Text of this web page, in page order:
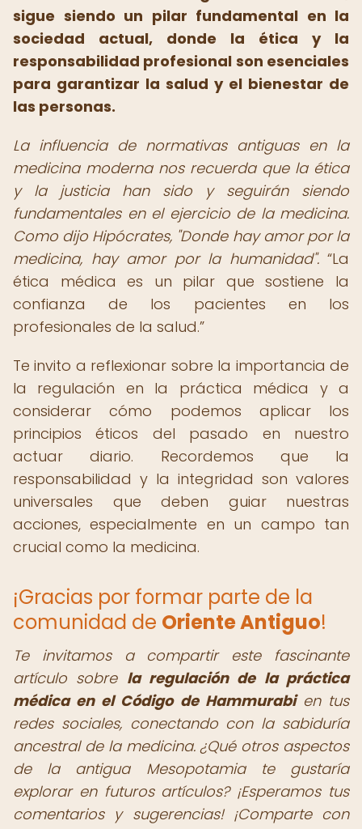
sigue siendo un pilar fundamental en la
sociedad actual, donde la ética y la
responsabilidad profesional son esenciales
para garantizar la salud y el bienestar de
las personas.
La influencia de normativas antiguas en la
medicina moderna nos recuerda que la ética
y la justicia han sido y seguirán siendo
fundamentales en el ejercicio de la medicina.
Como dijo Hipócrates, "Donde hay amor por la
medicina, hay amor por la humanidad".
La
ética médica es un pilar que sostiene la
confianza de los pacientes en los
profesionales de la salud.
Te invito a reflexionar sobre la importancia de
la regulación en la práctica médica y a
considerar cómo podemos aplicar los
principios éticos del pasado en nuestro
actuar diario. Recordemos que la
responsabilidad y la integridad son valores
universales que deben guiar nuestras
acciones, especialmente en un campo tan
crucial como la medicina.
¡Gracias por formar parte de la
comunidad de Oriente Antiguo!
Te invitamos a compartir este fascinante
artículo sobre la regulación de la práctica
médica en el Código de Hammurabien tus
redes sociales, conectando con la sabiduría
ancestral de la medicina. ¿Qué otros aspectos
de la antigua Mesopotamia te gustaría
explorar en futuros artículos? ¡Esperamos tus
comentarios y sugerencias!¡Comparte con